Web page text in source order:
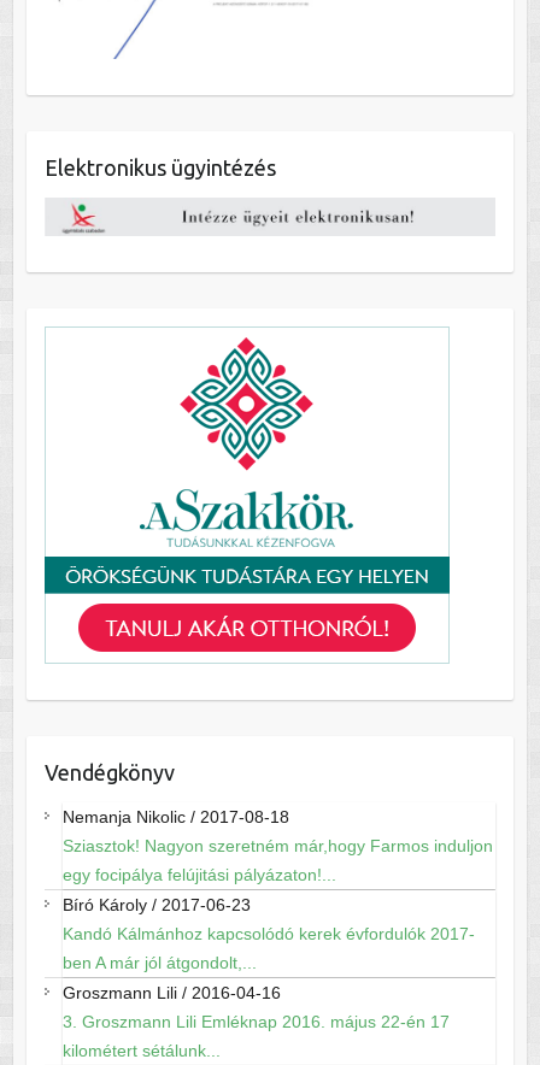
Elektronikus ügyintézés
Vendégkönyv
Nemanja Nikolic/ 2017-08-18
Sziasztok! Nagyon szeretném már,hogy Farmos induljon
egy focipálya felújitási pályázaton!...
Bíró Károly/ 2017-06-23
Kandó Kálmánhoz kapcsolódó kerek évfordulók 2017-
ben A már jól átgondolt,...
Groszmann Lili/ 2016-04-16
3. Groszmann Lili Emléknap 2016. május 22-én 17
kilométert sétálunk...